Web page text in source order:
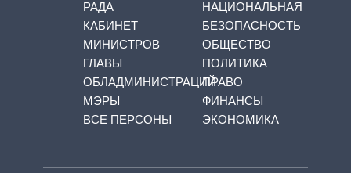
РАДА
КАБИНЕТ
МИНИСТРОВ
ГЛАВЫ
ОБЛАДМИНИСТРАЦИЙ
МЭРЫ
ВСЕ ПЕРСОНЫ
НАЦИОНАЛЬНАЯ
БЕЗОПАСНОСТЬ
ОБЩЕСТВО
ПОЛИТИКА
ПРАВО
ФИНАНСЫ
ЭКОНОМИКА